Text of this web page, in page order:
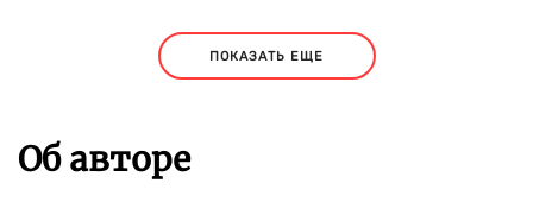
ПОКАЗАТЬ ЕЩЕ
Об авторе